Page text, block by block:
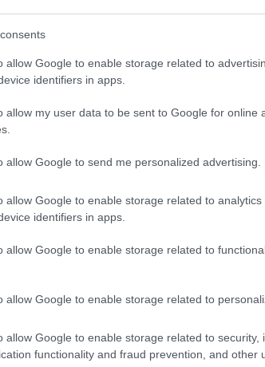
allow Google to enable storage related to
identifiers in apps.
allow my user data to be sent to Google for online
allow Google to send me personalized advertising.
allow Google to enable storage related to analytics
identifiers in apps.
allow Google to enable storage related to
allow Google to enable storage related to
allow Google to enable storage related to security,
functionality and fraud prevention, and other
una causa nobile
musicali e interventi di ospiti di
Partito Democratico Graziano Delrio,
Dossetti, parroco di San Pellegrino
di musica Achille Peri-
cultura e solidarietà. Questo evento
ma rappresenta anche un momento
fondi
cena di comunità, aperta a tutti e a